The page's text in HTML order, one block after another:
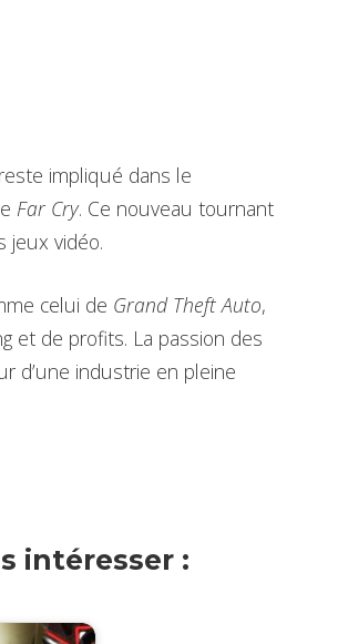
impliqué dans le
Far Cry. Ce nouveau tournant
jeux vidéo.
celui de Grand Theft Auto,
et de profits. La passion des
d’une industrie en pleine
intéresser :